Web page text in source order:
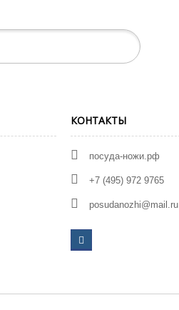
КОНТАКТЫ
посуда-ножи.рф
+7 (495) 972 9765
posudanozhi@mail.ru